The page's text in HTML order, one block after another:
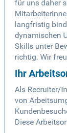
für uns daher
langfristig
dynamischen
Skills unter
richtig. Wir
Ihr
Als Recruiter/
von
Diese